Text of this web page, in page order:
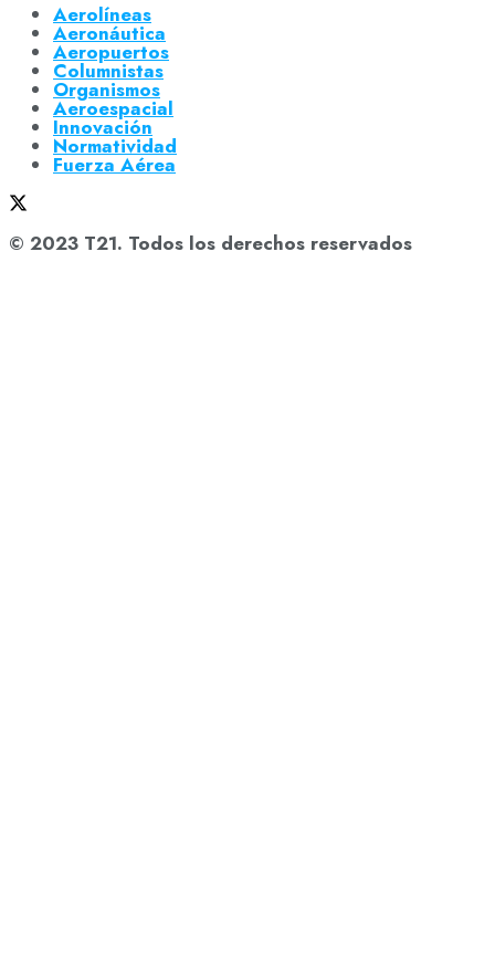
Aerolíneas
Aeronáutica
Aeropuertos
Columnistas
Organismos
Aeroespacial
Innovación
Normatividad
Fuerza Aérea
© 2023 T21. Todos los derechos reservados